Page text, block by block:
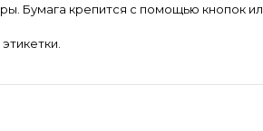
Бумага крепится с помощью кнопок